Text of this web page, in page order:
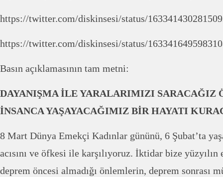
https://twitter.com/diskinsesi/status/
https://twitter.com/diskinsesi/status/
Basın açıklamasının tam metni:
DAYANIŞMA İLE YARALARIMIZI SARACAĞIZ
İNSANCA YAŞAYACAĞIMIZ BİR HAYATI
8 Mart Dünya Emekçi Kadınlar gününü, 6 Şubat’ta
acısını ve öfkesi ile karşılıyoruz. İktidar bize
deprem öncesi almadığı önlemlerin, deprem sonrası